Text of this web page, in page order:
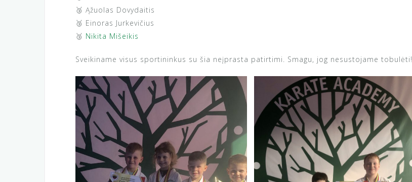
🥉 Ąžuolas Dovydaitis
🥉 Einoras Jurkevičius
🥉 Nikita Mišeikis
Sveikiname visus sportininkus su šia neįprasta patirtimi. Smagu, jog nesustojame tobulėti!